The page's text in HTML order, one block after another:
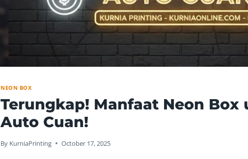
NEON BOX
Terungkap! Manfaat Neon Box
Auto Cuan!
By KurniaPrinting October 17, 2025